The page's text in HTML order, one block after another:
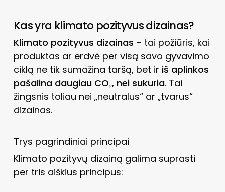
Kas yra klimato pozityvus dizainas?
Klimato pozityvus dizainas – tai požiūris, kai
produktas ar erdvė per visą savo gyvavimo
ciklą ne tik sumažina taršą, bet ir iš aplinkos
pašalina daugiau CO₂, nei sukuria. Tai
žingsnis toliau nei „neutralus“ ar „tvarus“
dizainas.
Trys pagrindiniai principai
Klimato pozityvų dizainą galima suprasti
per tris aiškius principus: